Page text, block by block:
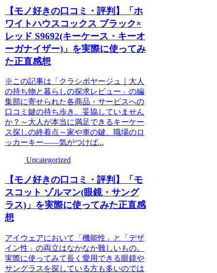
【モノ好きの口コミ・評判】「ホ
ワイトハウスコックス ブラック×
レッド S9692(キーケース・キーオ
ーガナイザー)」を実際に使ってみ
た正直感想
※この記事は「クラシボヤージュ｜大人
の持ち物と暮らしの探求レビュー」の編
集部に寄せられた各商品・サービスへの
口コミ鍵の持ち歩き、妥協していません
か？～大人が本当に満足できるキーケー
ス探しの終着点～家や車の鍵、職場のロ
ッカーキー――気がつけば...
Uncategorized
【モノ好きの口コミ・評判】「モ
スコット ゾルマン(眼鏡・サング
ラス)」を実際に使ってみた正直感
想
アイウェアにおいて「機能性」と「デザ
イン性」の両立はなかなか難しいもの。
実際に使ってみて長く愛用できる眼鏡や
サングラスを探している方も多いのでは